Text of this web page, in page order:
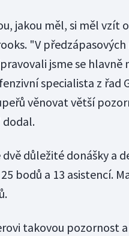
jakou měl, si měl vzít
"V
jsme se hlavně
specialista z řad
věnovat větší
důležité donášky a
bodů a 13 asistencí.
takovou pozornost